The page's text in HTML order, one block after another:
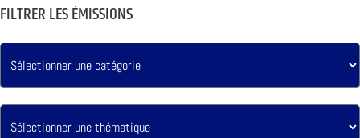
FILTRER LES ÉMISSIONS